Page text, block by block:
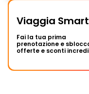
Viaggia
Fai la tua prima
prenotazione e
offerte e sconti